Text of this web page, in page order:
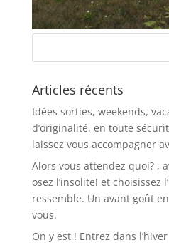
Articles récents
Idées sorties, weekends,
d’originalité, en toute
laissez vous accompagner
Alors vous attendez quoi? ,
osez l’insolite! et choisissez
ressemble. Un avant goût
vous.
On y est ! Entrez dans